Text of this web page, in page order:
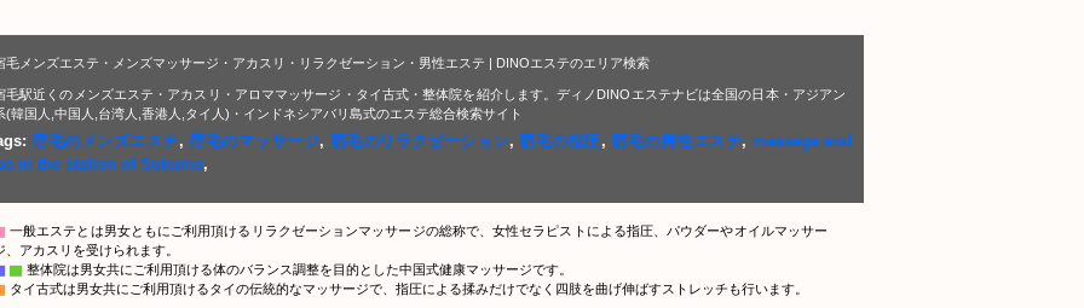
毛メンズエステ・メンズマッサージ・アカスリ・リラクゼーション・男性エステ | DINOエステのエリア検索
毛駅近くのメンズエステ・アカスリ・アロママッサージ・タイ古式・整体院を紹介します。ディノDINOエステナビは全国の日本・アジアン
(韓国人,中国人,台湾人,香港人,タイ人)・インドネシアバリ島式のエステ総合検索サイト
宿毛のメンズエステ,宿毛のマッサージ, 宿毛のリラクゼーション,宿毛の指圧,宿毛の男性エステ, massage and
in the station of Sukumo,
一般エステとは男女ともにご利用頂けるリラクゼーションマッサージの総称で、女性セラピストによる指圧、パウダーやオイルマッサー
、アカスリを受けられます。
▇ 整体院は男女共にご利用頂ける体のバランス調整を目的とした中国式健康マッサージです。
タイ古式は男女共にご利用頂けるタイの伝統的なマッサージで、指圧による揉みだけでなく四肢を曲げ伸ばすストレッチも行います。